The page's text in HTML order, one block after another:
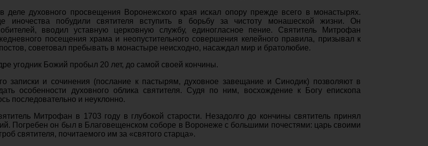
деле духовного просвещения Воронежского края искал опору прежде всего в монастырях.
иночества побудили святителя вступить в борьбу за чистоту монашеской жизни. Он
вводил уставную церковную службу, единогласное пение. Святитель Митрофан
посещения храма и неопустительного совершения келейного правила, призывал к
советовал пребывать в монастыре неисходно, насаждал мир и братолюбие.
угодник Божий пробыл 20 лет, до самой своей кончины.
записки и сочинения (послание к пастырям, духовное завещание и Синодик) позволяют в
особенности духовного облика святителя. Судя по ним, восхождение к Богу епископа
последовательно и неуклонно.
Митрофан в 1703 году в глубокой старости. Незадолго до кончины святитель принял
Погребен он был в Благовещенском соборе в Воронеже с большими почестями: царь своими
святителя, почитаемого им за «святого старца».